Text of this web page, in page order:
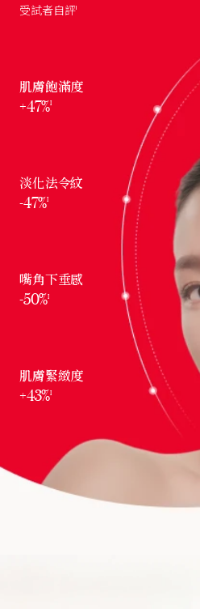
受試者自評I
肌膚飽滿度
+47%I
淡化法令紋
-47%I
嘴角下垂感
-50%I
肌膚緊緻度
+43%I